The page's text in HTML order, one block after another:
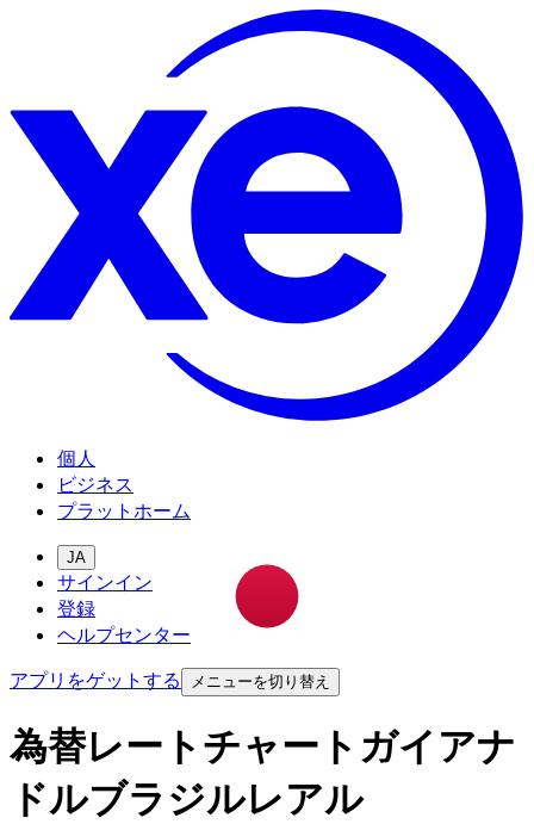
個人
ビジネス
プラットホーム
JA
サインイン
登録
ヘルプセンター
アプリをゲットする
メニューを切り替え
為替レートチャートガイアナ
ドルブラジルレアル